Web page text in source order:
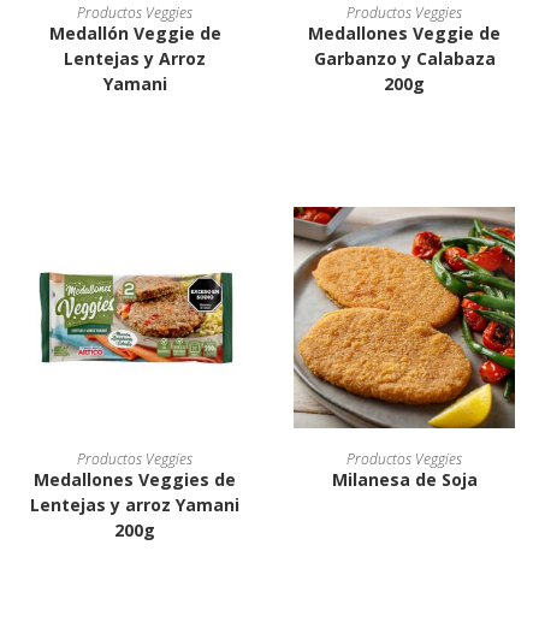
Productos Veggies
Medallón Veggie de
Lentejas y Arroz
Yamani
Productos Veggies
Medallones Veggie de
Garbanzo y Calabaza
200g
Productos Veggies
Medallones Veggies de
Lentejas y arroz Yamani
200g
Productos Veggies
Milanesa de Soja